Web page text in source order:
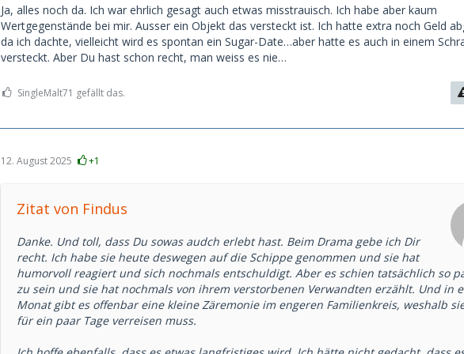
finanzielle Unterstützung.
Sie ist 27, ich 52. Und sie hat mir gesagt, dass sie mich extrem sympathisch
findet und sich schon auf unser nächstes Treffen freut. Wir waren total auf
einer Wellenlänge.
schon mal etwas Ähnliches erlebt?
Ja, alles noch da. Ich war ehrlich gesagt auch etwas misstrauisch. Ich habe aber kaum
Wertgegenstände bei mir. Ausser ein Objekt das versteckt ist. Ich hatte extra noch Geld
da ich dachte, vielleicht wird es spontan ein Sugar-Date…aber hatte es auch in einem
versteckt. Aber Du hast schon recht, man weiss es nie…
SingleMalt71 gefällt das.
12. August 2025 +1
Zitat von Findus
Danke. Und toll, dass Du sowas audch erlebt hast. Beim Drama gebe ich Dir
recht. Ich habe sie heute deswegen auf die Schippe genommen und sie hat
humorvoll reagiert und sich nochmals entschuldigt. Aber es schien tatsächlich so
zu sein und sie hat nochmals von ihrem verstorbenen Verwandten erzählt. Und in
Monat gibt es offenbar eine kleine Zäremonie im engeren Familienkreis, weshalb
für ein paar Tage verreisen muss.